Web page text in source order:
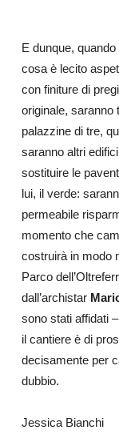
E dunque,
cosa è lecito
con finiture di
originale, saranno
palazzine di tre,
saranno altri
sostituire le
lui, il verde:
permeabile
momento che
costruirà in modo
Parco
dall’archistar
sono stati affidati
il cantiere è di
decisamente per
dubbio.
Jessica Bianchi